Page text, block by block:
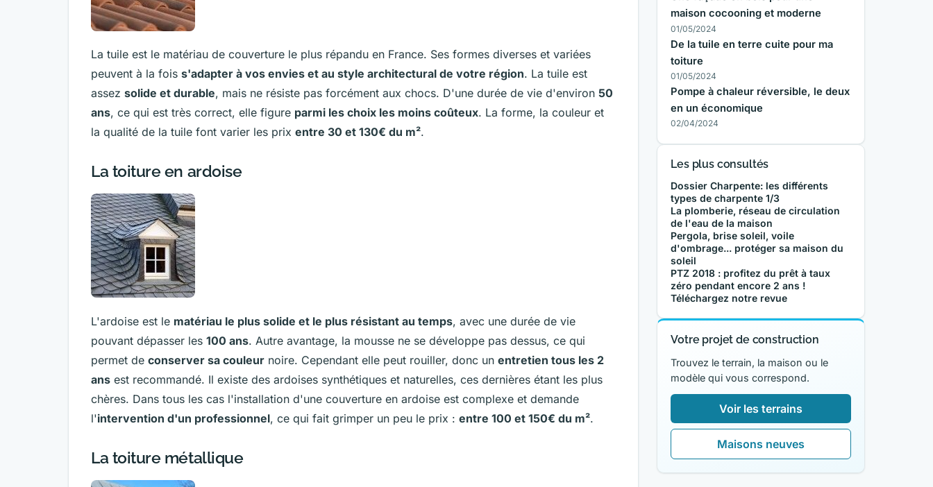
La tuile est le matériau de couverture le plus répandu en France. Ses formes diverses et variées
peuvent à la fois s'adapter à vos envies et au style architectural de votre région. La tuile est
assez solide et durable, mais ne résiste pas forcément aux chocs. D'une durée de vie d'environ 50
ans, ce qui est très correct, elle figure parmi les choix les moins coûteux. La forme, la couleur et
la qualité de la tuile font varier les prix entre 30 et 130€ du m².
La toiture en ardoise
L'ardoise est le matériau le plus solide et le plus résistant au temps, avec une durée de vie
pouvant dépasser les 100 ans. Autre avantage, la mousse ne se développe pas dessus, ce qui
permet de conserver sa couleur noire. Cependant elle peut rouiller, donc un entretien tous les 2
ans est recommandé. Il existe des ardoises synthétiques et naturelles, ces dernières étant les plus
chères. Dans tous les cas l'installation d'une couverture en ardoise est complexe et demande
l'intervention d'un professionnel, ce qui fait grimper un peu le prix : entre 100 et 150€ du m².
La toiture métallique
maison cocooning et moderne
01/05/2024
De la tuile en terre cuite pour ma
toiture
01/05/2024
Pompe à chaleur réversible, le deux
en un économique
02/04/2024
Les plus consultés
Dossier Charpente: les différents
types de charpente 1/3
La plomberie, réseau de circulation
de l'eau de la maison
Pergola, brise soleil, voile
d'ombrage... protéger sa maison du
soleil
PTZ 2018 : profitez du prêt à taux
zéro pendant encore 2 ans !
Téléchargez notre revue
Votre projet de construction
Trouvez le terrain, la maison ou le
modèle qui vous correspond.
Voir les terrains
Maisons neuves